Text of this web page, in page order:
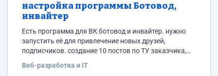
настройка программы Ботовод,
инвайтер
Есть программа для ВК ботовод и инвайтер. нужно
запустить её для привлечение новых друзей,
подписчиков. создание 10 постов по ТУ заказчика,
анти капчой, прокси и т.д. так чтоб не забанили,
Веб-разработка и IT